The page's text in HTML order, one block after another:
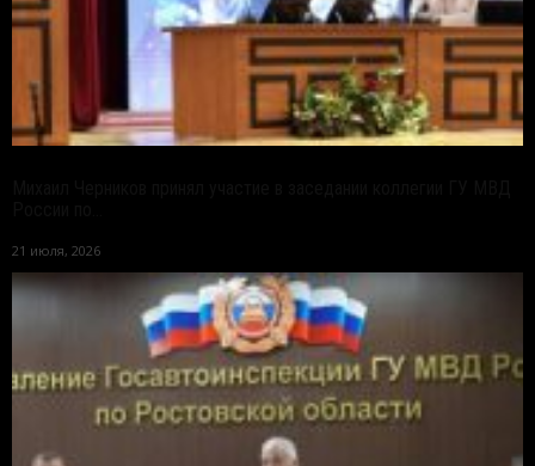
21 июля, 2026